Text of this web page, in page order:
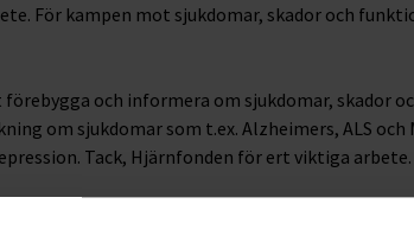
För kampen mot sjukdomar, skador och
och informera om sjukdomar, skador
om sjukdomar som t.ex. Alzheimers, ALS och
Tack, Hjärnfonden för ert viktiga arbete.